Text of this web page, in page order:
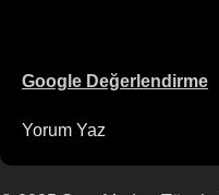
Google Değerlendirme
Yorum Yaz